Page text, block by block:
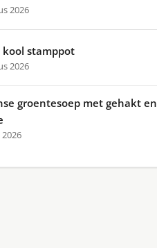
2026
kool stamppot
2026
groentesoep met gehakt en